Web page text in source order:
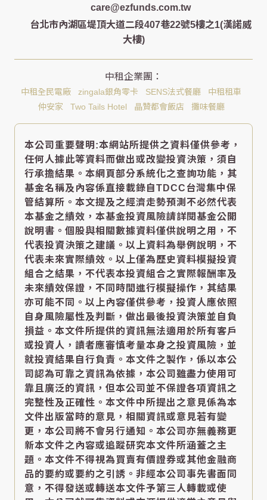
care@ezfunds.com.tw
台北市內湖區堤頂大道二段407巷22號5樓之1(漢諾威
大樓)
中租全民電廠 zingala銀角零卡 SENS法式餐廳
中租租車
仲安家
Two Tails Hotel 晶贊都會飯店 攤味餐廳
本公司重要聲明:本網站所提供之資料僅供參考，
任何人據此等資料而做出或改變投資決策，須自
行承擔結果。本網頁部分系統化之查詢功能，其
基金名稱及內容係直接載錄自TDCC台灣集中保
管結算所。本文提及之經濟走勢預測不必然代表
本基金之績效，本基金投資風險請詳閱基金公開
說明書。個股與相關數據資料僅供說明之用，不
代表投資決策之建議。以上資料為舉例說明，不
代表未來實際績效。以上僅為歷史資料模擬投資
組合之結果，不代表本投資組合之實際報酬率及
未來績效保證，不同時間進行模擬操作，其結果
亦可能不同。以上內容僅供參考，投資人應依照
自身風險屬性及判斷，做出最後投資決策並自負
損益。本文件所提供的資訊無法適用於所有客戶
或投資人，讀者應審慎考量本身之投資風險，並
就投資結果自行負責。本文件之製作，係以本公
司認為可靠之資訊為依據，本公司雖盡力使用可
靠且廣泛的資訊，但本公司並不保證各項資訊之
完整性及正確性。本文件中所提出之意見係為本
文件出版當時的意見，相關資訊或意見若有變
更，本公司將不會另行通知。本公司亦無義務更
新本文件之內容或追蹤研究本文件所涵蓋之主
題。本文件不得視為買賣有價證券或其他金融商
品的要約或要約之引誘。非經本公司事先書面同
意，不得發送或轉送本文件予第三人轉載或使